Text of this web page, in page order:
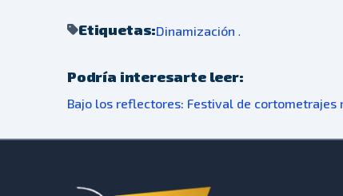
Etiquetas:Dinamización.
Podría interesarte leer:
Bajo los reflectores: Festival de